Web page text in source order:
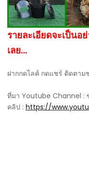
รายละเอียดจะเป็น
เลย…
ฝากกดไลค์ กดแชร์ ติดตาม
ที่มา Youtube Channel :
คลิป : https://